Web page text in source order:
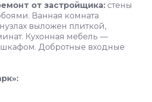
от застройщика: стены
Ванная комната
выложен плиткой,
Кухонная мебель —
шкафом. Добротные входные